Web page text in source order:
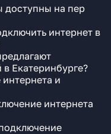
доступны на пер
интернет в
Екатеринбурге?
и
интернета